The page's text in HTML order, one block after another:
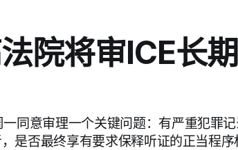
院将审ICE长
一同意审理一个关键问题：有严重犯罪
是否最终享有要求保释听证的正当程